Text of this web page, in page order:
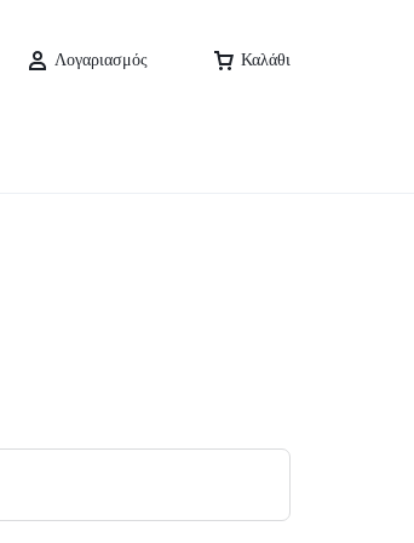
Λογαριασμός Καλάθι